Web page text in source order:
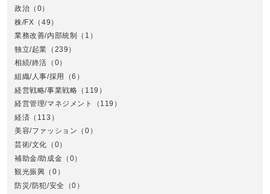
政治 （0）
株/FX （49）
業務改善/内部統制
（1）
独立/起業 （239）
相続/終活 （0）
組織/人事/採用
（6）
経営戦略/事業戦略 （119）
経営管理/マネジメント
（119）
経済 （113）
美容/ファッション （0）
芸術/文化 （0）
補助金/助成金 （0）
観光振興 （0）
防災/防犯/安全
（0）